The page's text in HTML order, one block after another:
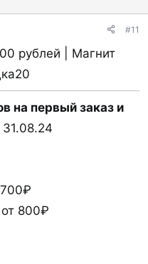
#11
рублей | Магнит
на первый заказ и
800₽